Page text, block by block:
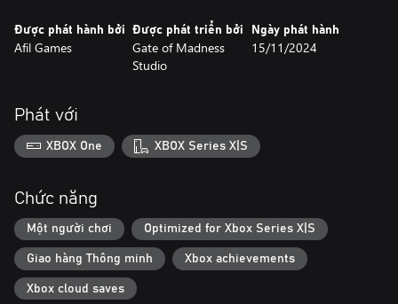
Được phát hành bởi
Afil Games
Được phát triển bởi
Gate of Madness
Studio
Ngày phát hành
15/11/2024
Phát với
XBOX One XBOX Series X|S
Chức năng
Một người chơi Optimized for Xbox Series X|S
Giao hàng Thông minh Xbox achievements
Xbox cloud saves